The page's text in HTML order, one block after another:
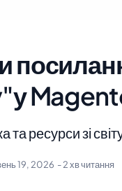
та ресурси зі
19, 2026 - 2 хв читання